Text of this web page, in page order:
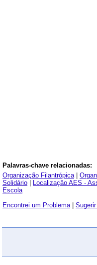
Palavras-chave relacionadas:
Organização Filantrópica|
Solidário
Localização AES -
Escola
Encontrei um Problema|